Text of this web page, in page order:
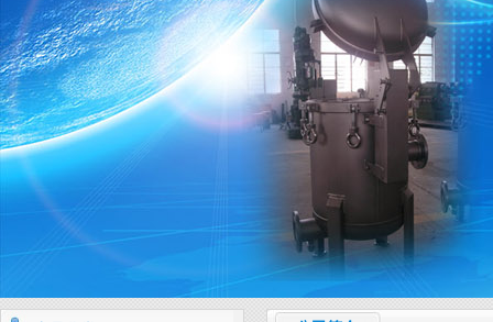
硅藻土叶片过滤机（板...
板式密闭过滤机